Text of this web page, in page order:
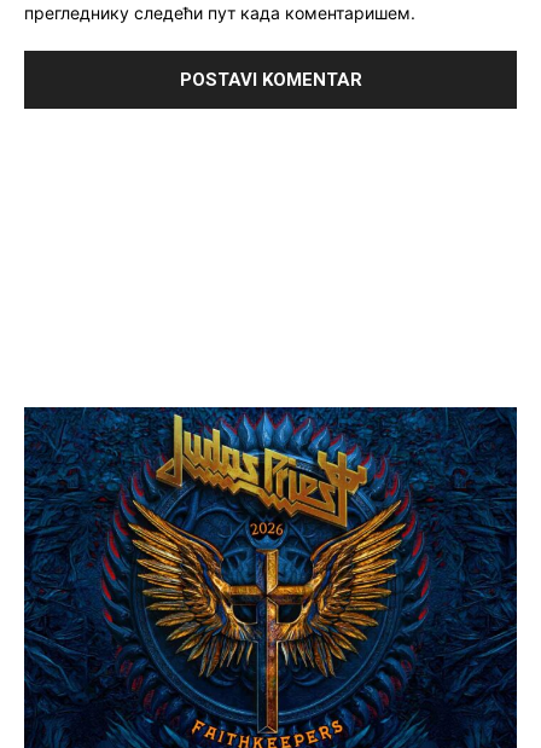
прегледнику следећи пут када коментаришем.